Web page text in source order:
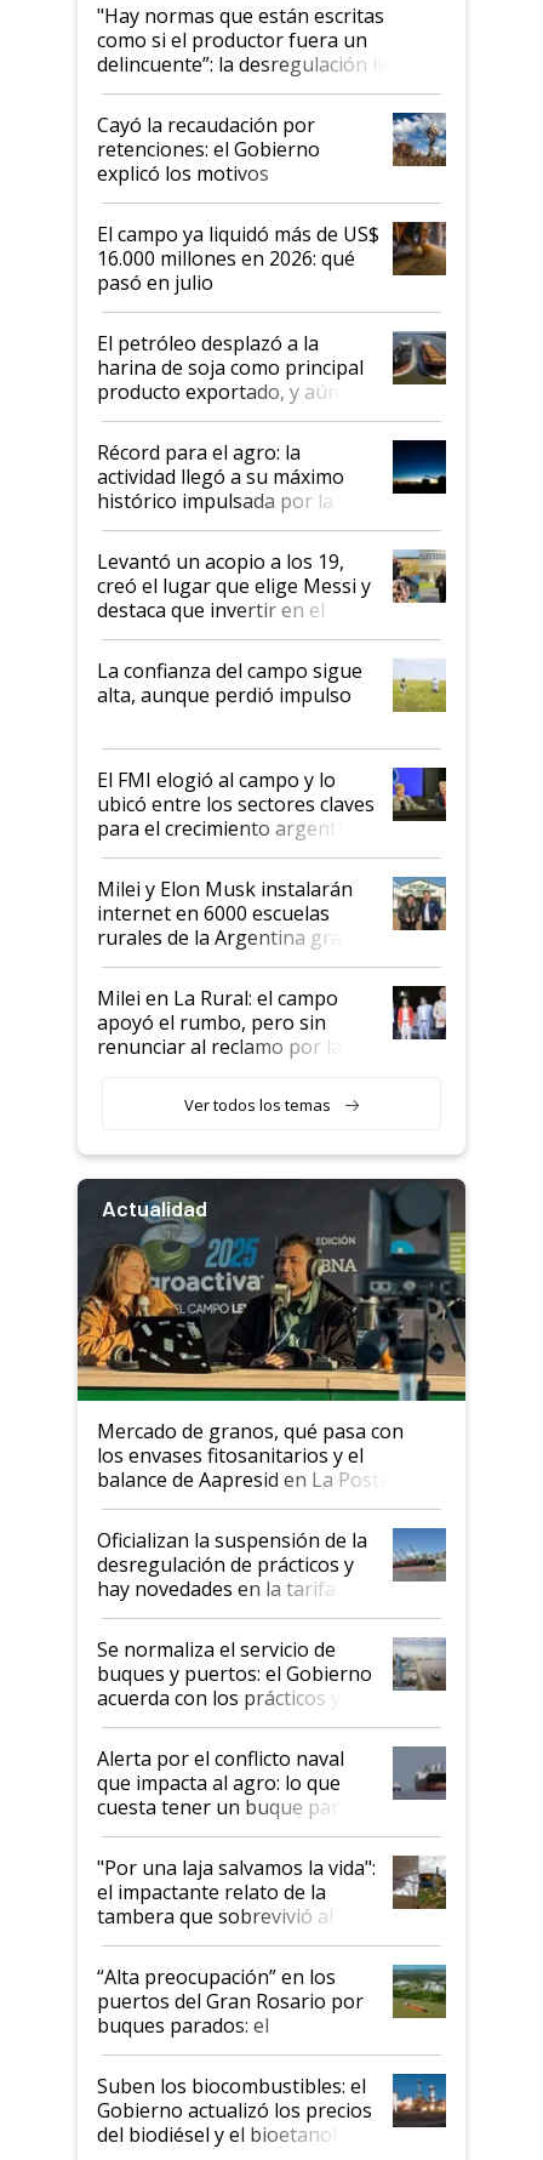
"Hay normas que están escritas
como si el productor fuera un
delincuente”: la desregulación llegó
al Congreso Aapresid y hasta se
habló del financiamiento al IPCVA
Cayó la recaudación por
retenciones: el Gobierno
explicó los motivos
El campo ya liquidó más de US$
16.000 millones en 2026: qué
pasó en julio
El petróleo desplazó a la
harina de soja como principal
producto exportado, y aún así
el agro aportó casi seis de cada
diez dólares y sostuvo el
liderazgo en un semestre
récord
Récord para el agro: la
actividad llegó a su máximo
histórico impulsada por la
cosecha y las exportaciones
Levantó un acopio a los 19,
creó el lugar que elige Messi y
destaca que invertir en el
kirchnerismo era como "darle
plata a un hijo para droga":
Juan Félix Rossetti, el libertario
que de una dura crisis salió
de Milei
La confianza del campo sigue
alta, aunque perdió impulso
El FMI elogió al campo y lo
ubicó entre los sectores claves
para el crecimiento argentino
Milei y Elon Musk instalarán
internet en 6000 escuelas
rurales de la Argentina gracias
a un acuerdo con Starlink
Milei en La Rural: el campo
apoyó el rumbo, pero sin
renunciar al reclamo por las
Ver todos los temas
Actualidad
Mercado de granos, qué pasa con
los envases fitosanitarios y el
balance de Aapresid en La Posta
Oficializan la suspensión de la
desregulación de prácticos y
hay novedades en la tarifa de
la hidrovía
Se normaliza el servicio de
buques y puertos: el Gobierno
acuerda con los prácticos y
suspende el decreto de
desregulación
Alerta por el conflicto naval
que impacta al agro: lo que
cuesta tener un buque parado
y el peligro de que Argentina
pase a ser "país sucio"
"Por una laja salvamos la vida":
el impactante relato de la
tambera que sobrevivió al
tornado
“Alta preocupación” en los
puertos del Gran Rosario por
buques parados: el
funcionamiento de las
exportadoras en tensión tras
la medida de fuerza de los
prácticos
Suben los biocombustibles: el
Gobierno actualizó los precios
del biodiésel y el bioetanol